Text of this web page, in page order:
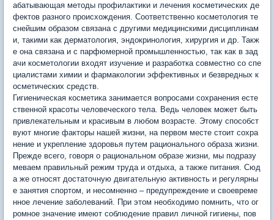
абатывающая методы профилактики и лечения косметических де
фектов разного происхождения. Соответственно косметология те
снейшим образом связана с другими медицинскими дисциплинам
и, такими как дерматология, эндокринология, хирургия и др. Такж
е она связана и с парфюмерной промышленностью, так как в зад
ачи косметологии входят изучение и разработка совместно со спе
циалистами химии и фармакологии эффективных и безвредных к
осметических средств.
Гигиеническая косметика занимается вопросами сохранения есте
ственной красоты человеческого тела. Ведь человек может быть
привлекательным и красивым в любом возрасте. Этому способст
вуют многие факторы нашей жизни, на первом месте стоит сохра
нение и укрепление здоровья путем рационального образа жизни.
Прежде всего, говоря о рациональном образе жизни, мы подразу
меваем правильный режим труда и отдыха, а также питания. Сюд
а же относят достаточную двигательную активность и регулярны
е занятия спортом, и несомненно – предупреждение и своевреме
нное лечение заболеваний. При этом необходимо помнить, что ог
ромное значение имеют соблюдение правил личной гигиены, пов